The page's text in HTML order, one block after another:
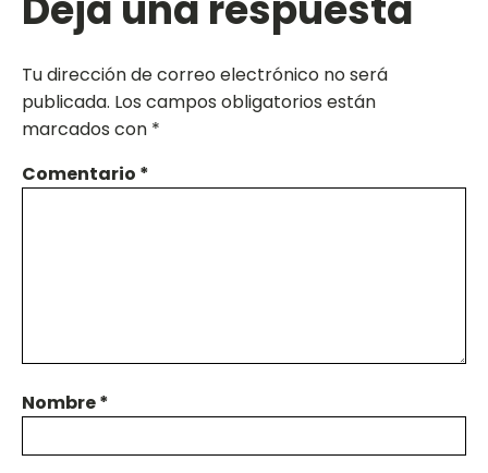
Tu dirección de correo electrónico no será
publicada. Los campos obligatorios están
marcados con *
Comentario *
Nombre*